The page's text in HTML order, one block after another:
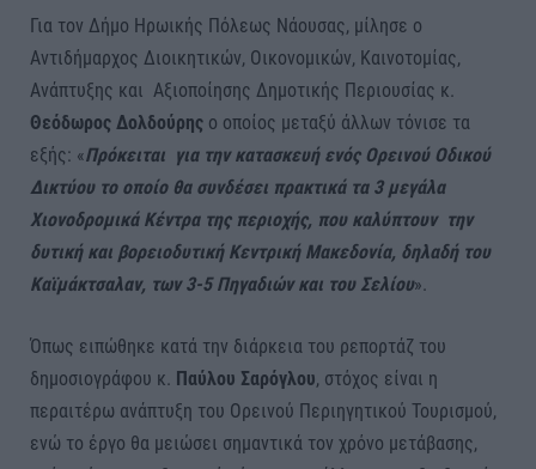
Για τον Δήμο Ηρωικής Πόλεως Νάουσας, μίλησε ο
Αντιδήμαρχος Διοικητικών, Οικονομικών, Καινοτομίας,
Ανάπτυξης και Αξιοποίησης Δημοτικής Περιουσίας κ.
Θεόδωρος Δολδούρης ο οποίος μεταξύ άλλων τόνισε τα
εξής: «Πρόκειται για την κατασκευή ενός Ορεινού Οδικού
Δικτύου το οποίο θα συνδέσει πρακτικά τα 3 μεγάλα
Χιονοδρομικά Κέντρα της περιοχής, που καλύπτουν την
δυτική και βορειοδυτική Κεντρική Μακεδονία, δηλαδή του
Καϊμάκτσαλαν, των 3-5 Πηγαδιών και του Σελίου».
Όπως ειπώθηκε κατά την διάρκεια του ρεπορτάζ του
δημοσιογράφου κ. Παύλου Σαρόγλου, στόχος είναι η
περαιτέρω ανάπτυξη του Ορεινού Περιηγητικού Τουρισμού,
ενώ το έργο θα μειώσει σημαντικά τον χρόνο μετάβασης,